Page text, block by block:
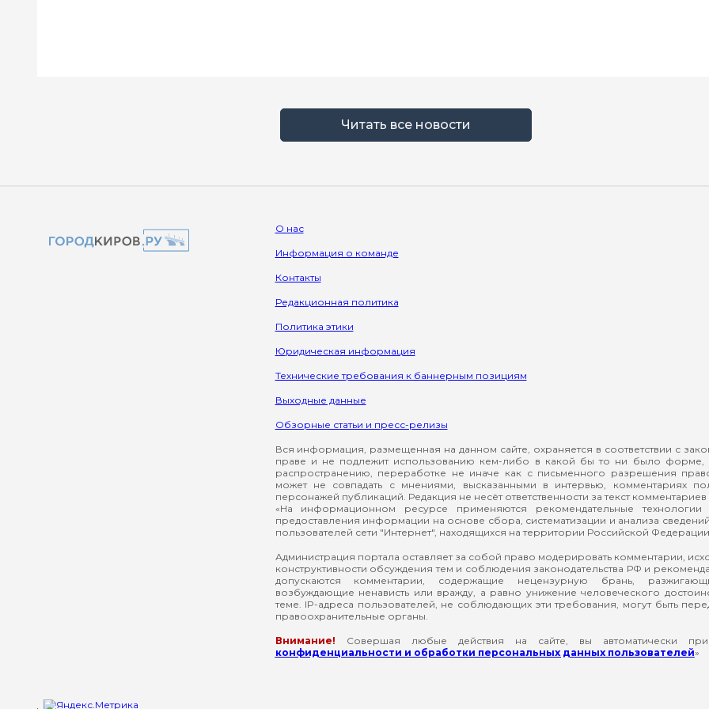
Читать все новости
О нас
Информация о команде
Контакты
Редакционная политика
Политика этики
Юридическая информация
Технические требования к баннерным позициям
Выходные данные
Обзорные статьи и пресс-релизы
Вся информация, размещенная на данном сайте, охраняется в соответствии с
праве и не подлежит использованию кем-либо в какой бы то ни было форме,
распространению, переработке не иначе как с письменного разрешения
может не совпадать с мнениями, высказанными в интервью, комментариях
персонажей публикаций. Редакция не несёт ответственности за текст комментариев
«На информационном ресурсе применяются рекомендательные технологии
предоставления информации на основе сбора, систематизации и анализа
пользователей сети "Интернет", находящихся на территории Российской
Администрация портала оставляет за собой право модерировать комментарии,
конструктивности обсуждения тем и соблюдения законодательства РФ и
допускаются комментарии, содержащие нецензурную брань,
возбуждающие ненависть или вражду, а равно унижение человеческого
теме. IP-адреса пользователей, не соблюдающих эти требования, могут быть
правоохранительные органы.
Внимание! Совершая любые действия на сайте, вы автоматически
конфиденциальности и обработки персональных данных пользователей»